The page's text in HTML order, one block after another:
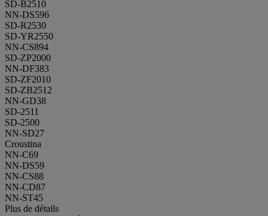
SD-B2510
NN-DS596
SD-R2530
SD-YR2550
NN-CS894
SD-ZP2000
NN-DF383
SD-ZF2010
SD-ZB2512
NN-GD38
SD-2511
SD-2500
NN-SD27
Croustina
NN-C69
NN-DS59
NN-CS88
NN-CD87
NN-ST45
Plus de détails